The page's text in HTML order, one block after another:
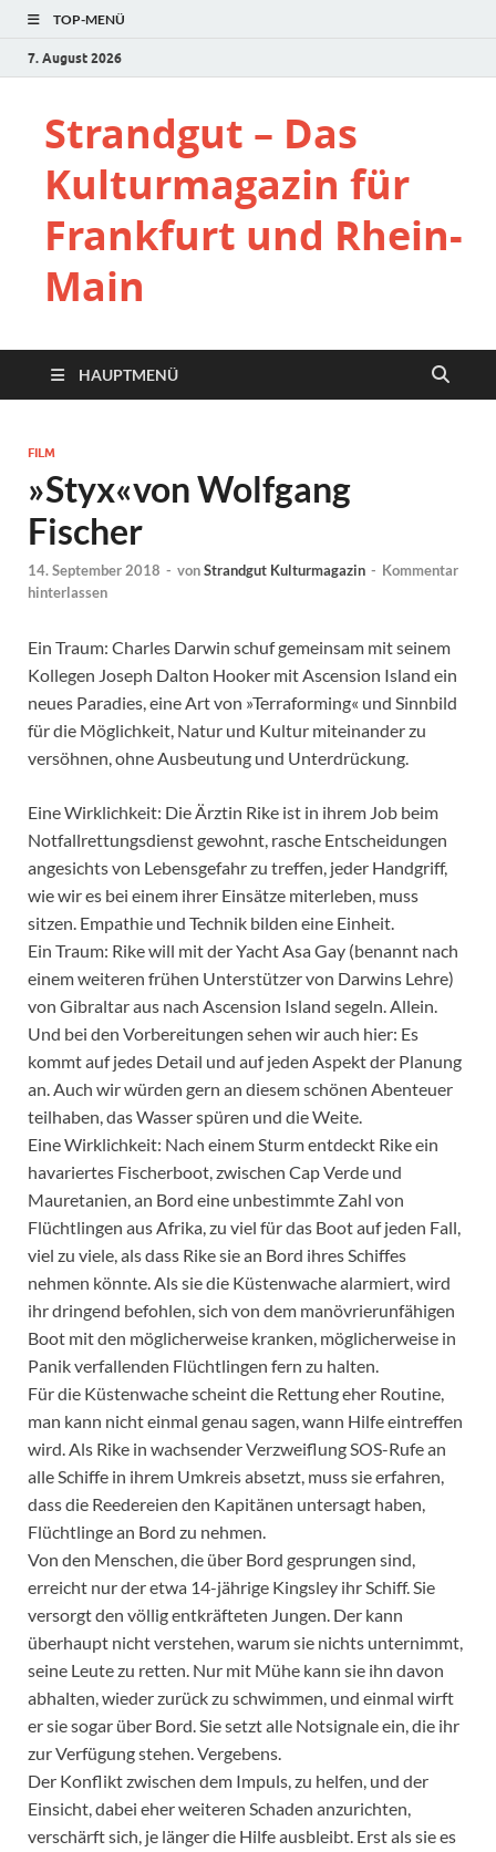
TOP-MENÜ
7. August 2026
Strandgut – Das
Kulturmagazin für
Frankfurt und Rhein-
Main
HAUPTMENÜ
FILM
»Styx«von Wolfgang
Fischer
14. September 2018 - vonStrandgut Kulturmagazin - Kommentar
hinterlassen
Ein Traum: Charles Darwin schuf gemeinsam mit seinem
Kollegen Joseph Dalton Hooker mit Ascension Island ein
neues Paradies, eine Art von »Terraforming« und Sinnbild
für die Möglichkeit, Natur und Kultur miteinander zu
versöhnen, ohne Ausbeutung und Unterdrückung.
Eine Wirklichkeit: Die Ärztin Rike ist in ihrem Job beim
Notfallrettungsdienst gewohnt, rasche Entscheidungen
angesichts von Lebensgefahr zu treffen, jeder Handgriff,
wie wir es bei einem ihrer Einsätze miterleben, muss
sitzen. Empathie und Technik bilden eine Einheit.
Ein Traum: Rike will mit der Yacht Asa Gay (benannt nach
einem weiteren frühen Unterstützer von Darwins Lehre)
von Gibraltar aus nach Ascension Island segeln. Allein.
Und bei den Vorbereitungen sehen wir auch hier: Es
kommt auf jedes Detail und auf jeden Aspekt der Planung
an. Auch wir würden gern an diesem schönen Abenteuer
teilhaben, das Wasser spüren und die Weite.
Eine Wirklichkeit: Nach einem Sturm entdeckt Rike ein
havariertes Fischerboot, zwischen Cap Verde und
Mauretanien, an Bord eine unbestimmte Zahl von
Flüchtlingen aus Afrika, zu viel für das Boot auf jeden Fall,
viel zu viele, als dass Rike sie an Bord ihres Schiffes
nehmen könnte. Als sie die Küstenwache alarmiert, wird
ihr dringend befohlen, sich von dem manövrierunfähigen
Boot mit den möglicherweise kranken, möglicherweise in
Panik verfallenden Flüchtlingen fern zu halten.
Für die Küstenwache scheint die Rettung eher Routine,
man kann nicht einmal genau sagen, wann Hilfe eintreffen
wird. Als Rike in wachsender Verzweiflung SOS-Rufe an
alle Schiffe in ihrem Umkreis absetzt, muss sie erfahren,
dass die Reedereien den Kapitänen untersagt haben,
Flüchtlinge an Bord zu nehmen.
Von den Menschen, die über Bord gesprungen sind,
erreicht nur der etwa 14-jährige Kingsley ihr Schiff. Sie
versorgt den völlig entkräfteten Jungen. Der kann
überhaupt nicht verstehen, warum sie nichts unternimmt,
seine Leute zu retten. Nur mit Mühe kann sie ihn davon
abhalten, wieder zurück zu schwimmen, und einmal wirft
er sie sogar über Bord. Sie setzt alle Notsignale ein, die ihr
zur Verfügung stehen. Vergebens.
Der Konflikt zwischen dem Impuls, zu helfen, und der
Einsicht, dabei eher weiteren Schaden anzurichten,
verschärft sich, je länger die Hilfe ausbleibt. Erst als sie es